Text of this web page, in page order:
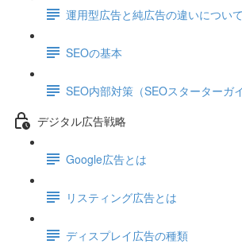
運用型広告と純広告の違いについて
SEOの基本
SEO内部対策（SEOスターターガ
デジタル広告戦略
Google広告とは
リスティング広告とは
ディスプレイ広告の種類